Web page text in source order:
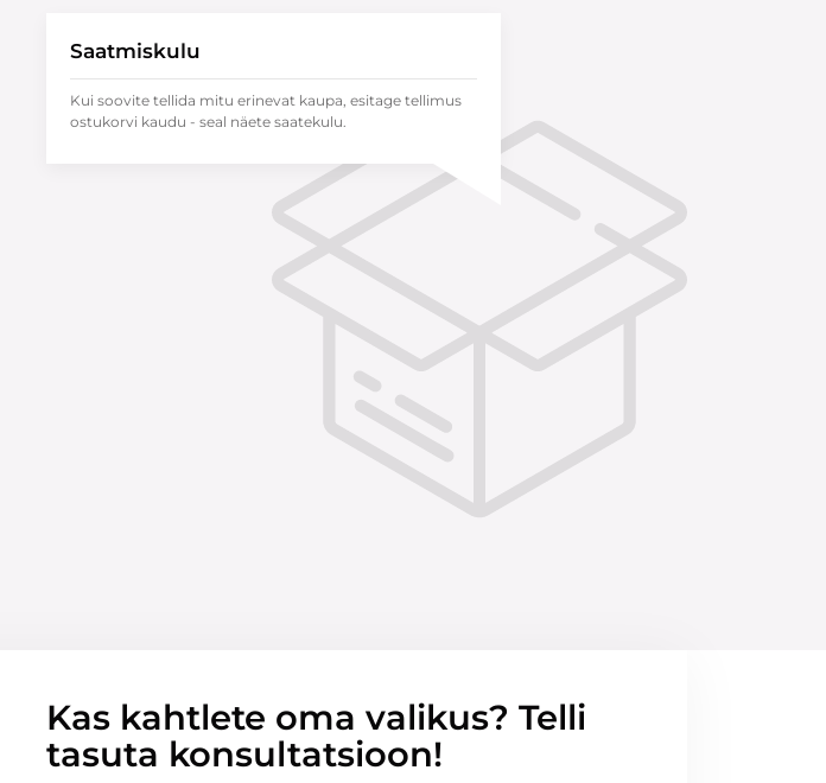
Saatmiskulu
Kui soovite tellida mitu erinevat kaupa, esitage tellimus
ostukorvi kaudu - seal näete saatekulu.
Kas kahtlete oma valikus? Telli
tasuta konsultatsioon!